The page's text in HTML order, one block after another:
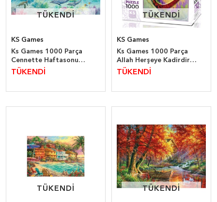
TÜKENDİ
TÜKENDİ
KS Games
Ks Games 1000 Parça
Cennette Haftasonu
Puzzle
TÜKENDİ
TÜKENDİ
TÜKENDİ
KS Games
Ks Games 1000 Parça
Allah Herşeye Kadirdir
Puzzle
TÜKENDİ
TÜKENDİ
TÜKENDİ TÜKENDİ
TÜKENDİ